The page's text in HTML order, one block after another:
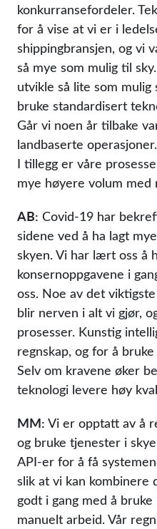
konkurransefordeler.
for å vise at vi er i
shippingbransjen, og vi
så mye som mulig til
utvikle så lite som
bruke standardisert
Går vi noen år tilbake
landbaserte
I tillegg er våre
mye høyere volum med
AB: Covid-19 har
sidene ved å ha lagt
skyen. Vi har lært oss å
konsernoppgavene i
oss. Noe av det
blir nerven i alt vi gjør,
prosesser. Kunstig
regnskap, og for å
Selv om kravene øker
teknologi levere høy
MM: Vi er opptatt av å
og bruke tjenester i
API-er for å få
slik at vi kan kombinere
godt i gang med å
manuelt arbeid. Vår